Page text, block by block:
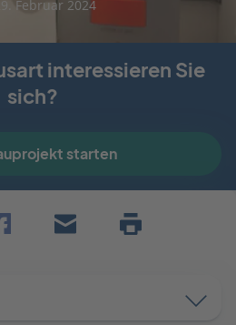
Februar 2024
interessieren Sie
sich?
starten